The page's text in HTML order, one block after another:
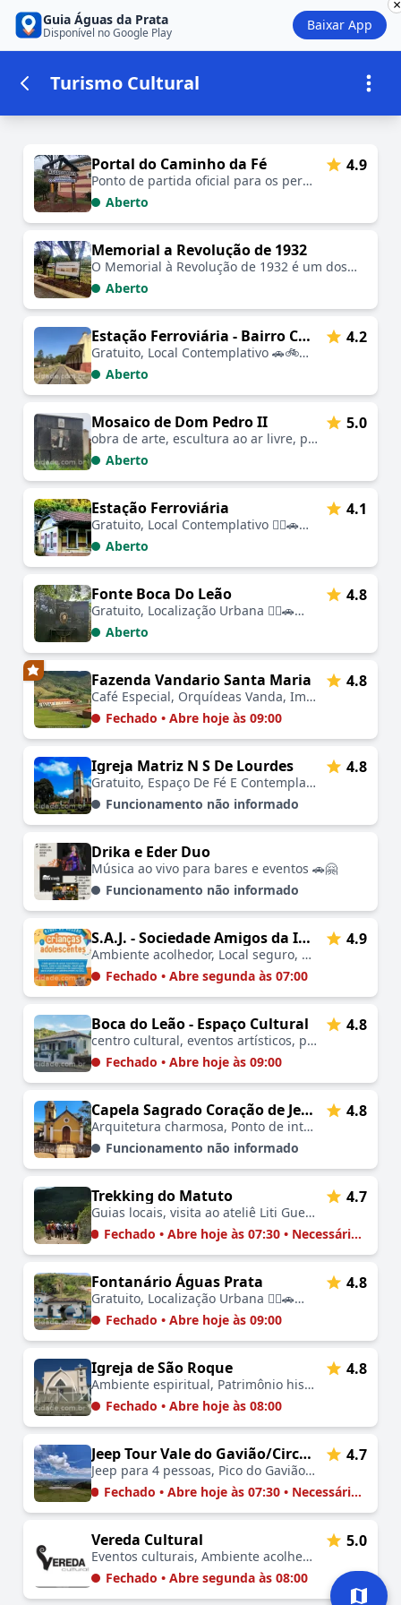
Guia Águas da Prata
Disponível no Google Play Baixar App
×
Turismo Cultural
Estabelecimentos em Turismo
Portal do Caminho da Fé
Ponto de partida oficial para os peregrinos que iniciam sua jornada rumo a Aparecida
4.9
Aberto
Memorial a Revolução de 1932
O Memorial à Revolução de 1932 é um dos marcos históricos mais importantes de Águas da Prata.
Aberto
Estação Ferroviária - Bairro Cascata
Gratuito, Local Contemplativo 🚗🚲📷🐾
4.2
Aberto
Mosaico de Dom Pedro II
obra de arte, escultura ao ar livre, ponto de interesse cultural, fácil acesso, experiência visual única, combinação de história e arte, atração turística
5.0
Aberto
Estação Ferroviária
Gratuito, Local Contemplativo 🚶‍♂️🚗🚲📷🐾
4.1
Aberto
Fonte Boca Do Leão
Gratuito, Localização Urbana 🚶‍♂️🚗🚲📷🚰
4.8
Aberto
Fazenda Vandario Santa Maria
Café Especial, Orquídeas Vanda, Imersão Histórica , Cultural e paisagens maravilhosas🚶‍♂️🚗📷💧🍽️
4.8
Fechado • Abre hoje às 09:00
Igreja Matriz N S De Lourdes
Gratuito, Espaço De Fé E Contemplação ⛪🚶‍♂️🚗📷🐾
4.8
Funcionamento não informado
Drika e Eder Duo
Música ao vivo para bares e eventos 🚗🤗
Funcionamento não informado
S.A.J. - Sociedade Amigos da Infância e Juventude de Águas da Prata
Ambiente acolhedor, Local seguro, Atividades educativas, Desenvolvimento social, Envolvimento comunitário
4.9
Fechado • Abre segunda às 07:00
Boca do Leão - Espaço Cultural
centro cultural, eventos artísticos, promoção de cultura, exposições, ponto de encontro, ambiente acolhedor, experiências autênticas
4.8
Fechado • Abre hoje às 09:00
Capela Sagrado Coração de Jesus - Caminho da Fé
Arquitetura charmosa, Ponto de interesse religioso, Refúgio espiritual, Localização estratégica, Conexão com a fé
4.8
Funcionamento não informado
Trekking do Matuto
Guias locais, visita ao ateliê Liti Guerreiro e cachoeiras 🚶‍♂️🎨💦🏡🍃💸
4.7
Fechado • Abre hoje às 07:30 • Necessário Agendar
Fontanário Águas Prata
Gratuito, Localização Urbana 🚶‍♂️🚗🚲🚰📷🅿️
4.8
Fechado • Abre hoje às 09:00
Igreja de São Roque
Ambiente espiritual, Patrimônio histórico, Local de adoração, Visitas guiadas, Arquitetura tradicional
4.8
Fechado • Abre hoje às 08:00
Jeep Tour Vale do Gavião/Circuito das Cachoeiras
Jeep para 4 pessoas, Pico do Gavião, Vinícola e Oliveiras 🚙🍷🫒🦅📜💸
4.7
Fechado • Abre hoje às 07:30 • Necessário Agendar
Vereda Cultural
Eventos culturais, Ambiente acolhedor, Localização central, Conexão com a cultura local, Programação diversificada
5.0
Fechado • Abre segunda às 08:00